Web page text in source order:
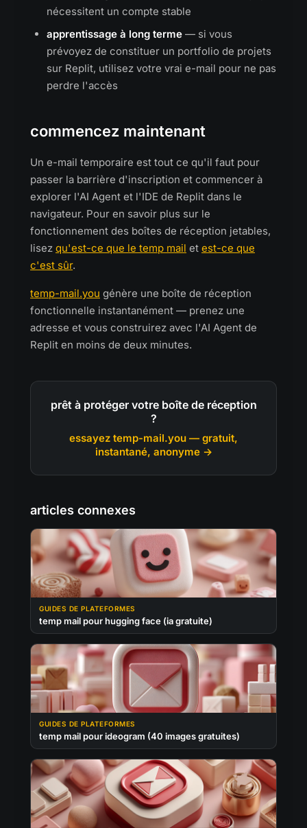
nécessitent un compte stable
apprentissage à long terme — si vous
prévoyez de constituer un portfolio de projets
sur Replit, utilisez votre vrai e-mail pour ne pas
perdre l'accès
commencez maintenant
Un e-mail temporaire est tout ce qu'il faut pour
passer la barrière d'inscription et commencer à
explorer l'AI Agent et l'IDE de Replit dans le
navigateur. Pour en savoir plus sur le
fonctionnement des boîtes de réception jetables,
lisez qu'est-ce que le temp mail et est-ce que
c'est sûr.
temp-mail.you génère une boîte de réception
fonctionnelle instantanément — prenez une
adresse et vous construirez avec l'AI Agent de
Replit en moins de deux minutes.
prêt à protéger votre boîte de réception
?
essayez temp-mail.you — gratuit,
instantané, anonyme →
articles connexes
GUIDES DE PLATEFORMES
temp mail pour hugging face (ia gratuite)
GUIDES DE PLATEFORMES
temp mail pour ideogram (40 images gratuites)